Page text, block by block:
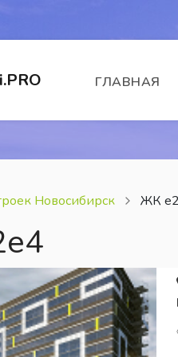
ГЛАВНАЯ
Новосибирск ЖК